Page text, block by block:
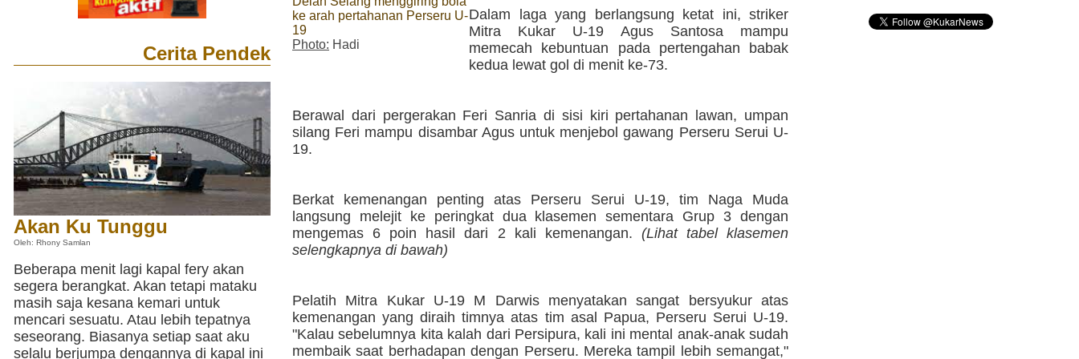
Cerita Pendek
Akan Ku Tunggu
Oleh: Rhony Samlan
Beberapa menit lagi kapal fery akan
segera berangkat. Akan tetapi mataku
masih saja kesana kemari untuk
mencari sesuatu. Atau lebih tepatnya
seseorang. Biasanya setiap saat aku
selalu berjumpa dengannya di kapal ini
ke arah pertahanan Perseru U-
19
Photo: Hadi
Dalam laga yang berlangsung ketat ini, striker
Mitra Kukar U-19 Agus Santosa mampu
memecah kebuntuan pada pertengahan babak
kedua lewat gol di menit ke-73.
Berawal dari pergerakan Feri Sanria di sisi kiri pertahanan lawan, umpan
silang Feri mampu disambar Agus untuk menjebol gawang Perseru Serui U-
19.
Berkat kemenangan penting atas Perseru Serui U-19, tim Naga Muda
langsung melejit ke peringkat dua klasemen sementara Grup 3 dengan
mengemas 6 poin hasil dari 2 kali kemenangan. (Lihat tabel klasemen
selengkapnya di bawah)
Pelatih Mitra Kukar U-19 M Darwis menyatakan sangat bersyukur atas
kemenangan yang diraih timnya atas tim asal Papua, Perseru Serui U-19.
"Kalau sebelumnya kita kalah dari Persipura, kali ini mental anak-anak sudah
membaik saat berhadapan dengan Perseru. Mereka tampil lebih semangat,"